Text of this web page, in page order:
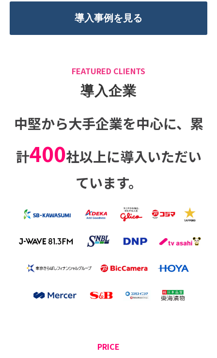
導入事例を見る
FEATURED CLIENTS
導入企業
中堅から大手企業を中心に、 累
計400社以上に導入いただい
ています。
PRICE